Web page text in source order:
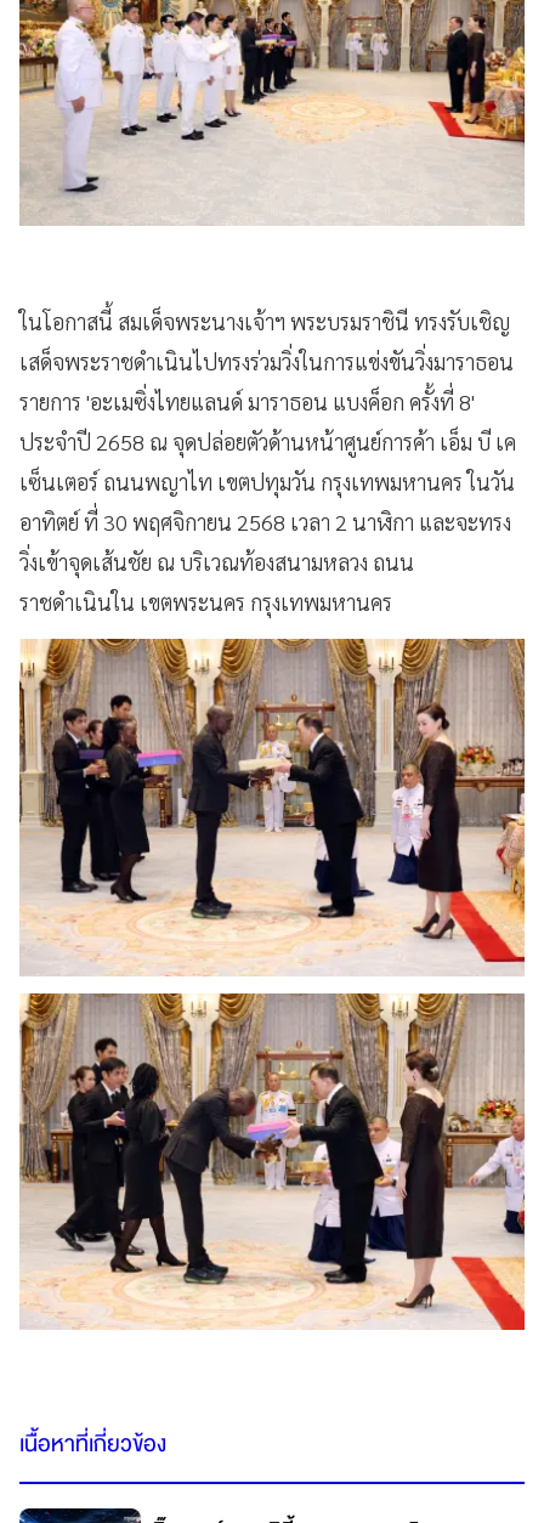
ในโอกาสนี้ สมเด็จพระนางเจ้าฯ พระบรมราชินี ทรงรับเชิญ
เสด็จพระราชดำเนินไปทรงร่วมวิ่งในการแข่งขันวิ่งมาราธอน
รายการ 'อะเมซิ่งไทยแลนด์ มาราธอน แบงค็อก ครั้งที่ 8'
ประจำปี 2658 ณ จุดปล่อยตัวด้านหน้าศูนย์การค้า เอ็ม บี เค
เซ็นเตอร์ ถนนพญาไท เขตปทุมวัน กรุงเทพมหานคร ในวัน
อาทิตย์ ที่ 30 พฤศจิกายน 2568 เวลา 2 นาฬิกา และจะทรง
วิ่งเข้าจุดเส้นชัย ณ บริเวณท้องสนามหลวง ถนน
ราชดำเนินใน เขตพระนคร กรุงเทพมหานคร
เนื้อหาที่เกี่ยวข้อง